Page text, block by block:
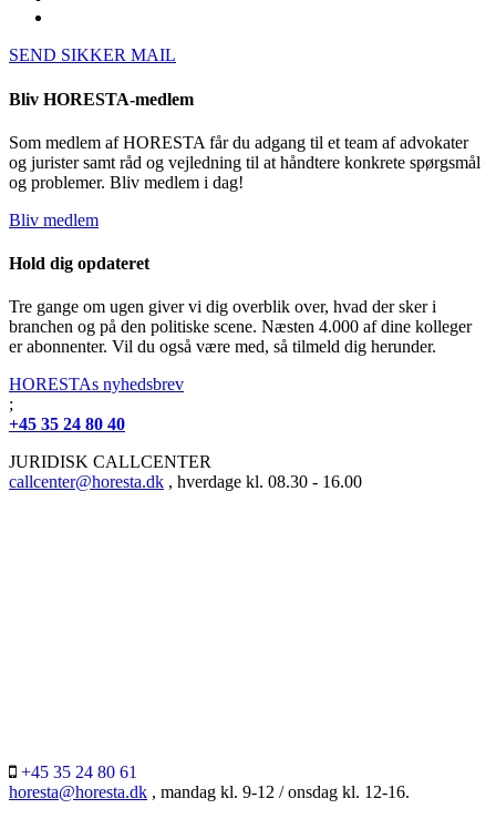
SEND SIKKER MAIL
Bliv HORESTA-medlem
Som medlem af HORESTA får du adgang til et team af advokater
og jurister samt råd og vejledning til at håndtere konkrete spørgsmål
og problemer. Bliv medlem i dag!
Bliv medlem
Hold dig opdateret
Tre gange om ugen giver vi dig overblik over, hvad der sker i
branchen og på den politiske scene. Næsten 4.000 af dine kolleger
er abonnenter. Vil du også være med, så tilmeld dig herunder.
HORESTAs nyhedsbrev
;
+45 35 24 80 40
JURIDISK CALLCENTER
callcenter@horesta.dk , hverdage kl. 08.30 - 16.00
+45 35 24 80 61
horesta@horesta.dk , mandag kl. 9-12 / onsdag kl. 12-16.